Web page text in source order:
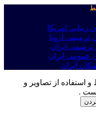
زیبایی امریکا
ترمیمی اروپا
ایران
عمومی ایران
ایران
استفاده از تصاویر و
.